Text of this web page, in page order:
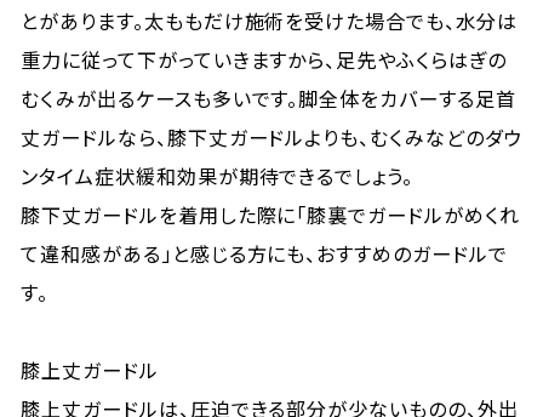
とがあります。太ももだけ施術を受けた場合でも、水分は
重力に従って下がっていきますから、足先やふくらはぎの
むくみが出るケースも多いです。脚全体をカバーする足首
丈ガードルなら、膝下丈ガードルよりも、むくみなどのダウ
ンタイム症状緩和効果が期待できるでしょう。
膝下丈ガードルを着用した際に「膝裏でガードルがめくれ
て違和感がある」と感じる方にも、おすすめのガードルで
す。
膝上丈ガードル
膝上丈ガードルは、圧迫できる部分が少ないものの、外出